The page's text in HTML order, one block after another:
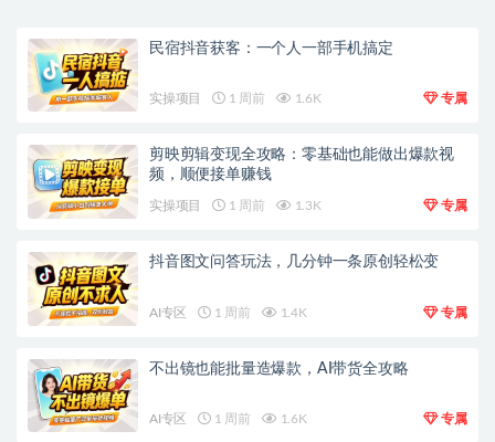
民宿抖音获客：一个人一部手机搞定
实操项目 1 周前 1.6K 专属
剪映剪辑变现全攻略：零基础也能做出爆款视
频，顺便接单赚钱
实操项目 1 周前 1.3K 专属
抖音图文问答玩法，几分钟一条原创轻松变
AI专区 1 周前 1.4K 专属
不出镜也能批量造爆款，AI带货全攻略
AI专区 1 周前 1.6K 专属